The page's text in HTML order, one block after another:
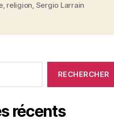
a
, religion, Sergio Larrain
RECHERCHER
récents